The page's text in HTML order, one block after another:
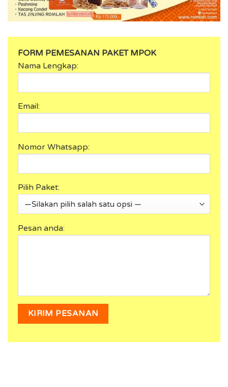
FORM PEMESANAN PAKET MPOK
Nama Lengkap:
Email:
Nomor Whatsapp:
Pilih Paket:
Pesan anda: